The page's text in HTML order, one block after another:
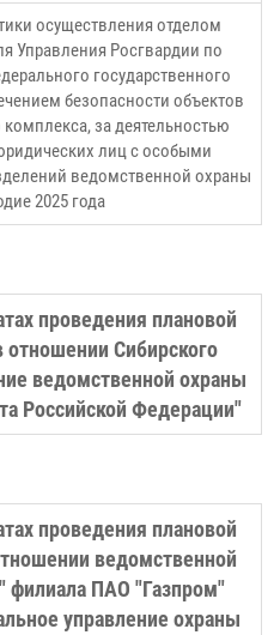
осуществления отделом
Управления Росгвардии по
государственного
безопасности объектов
за деятельностью
лиц с особыми
ведомственной охраны
2025 года
проведения плановой
Сибирского
ведомственной охраны
Российской Федерации"
проведения плановой
ведомственной
филиала ПАО "Газпром"
управление охраны